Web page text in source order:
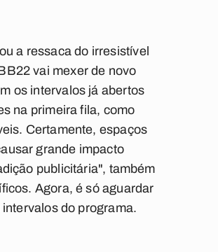
a ressaca do irresistível
vai mexer de novo
os intervalos já abertos
na primeira fila, como
Certamente, espaços
grande impacto
publicitária", também
Agora, é só aguardar
do programa.